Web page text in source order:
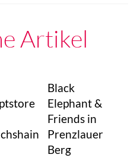
Artikel
Black
Elephant &
Friends in
Prenzlauer
Berg